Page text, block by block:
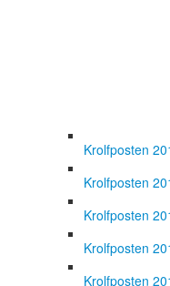
Krolfposten
Krolfposten
Krolfposten
Krolfposten
Krolfposten